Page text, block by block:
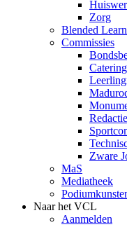
Zorg
Blended
Commissies
Redactie
Zware
MaS
Mediatheek
Naar het VCL
Aanmelden